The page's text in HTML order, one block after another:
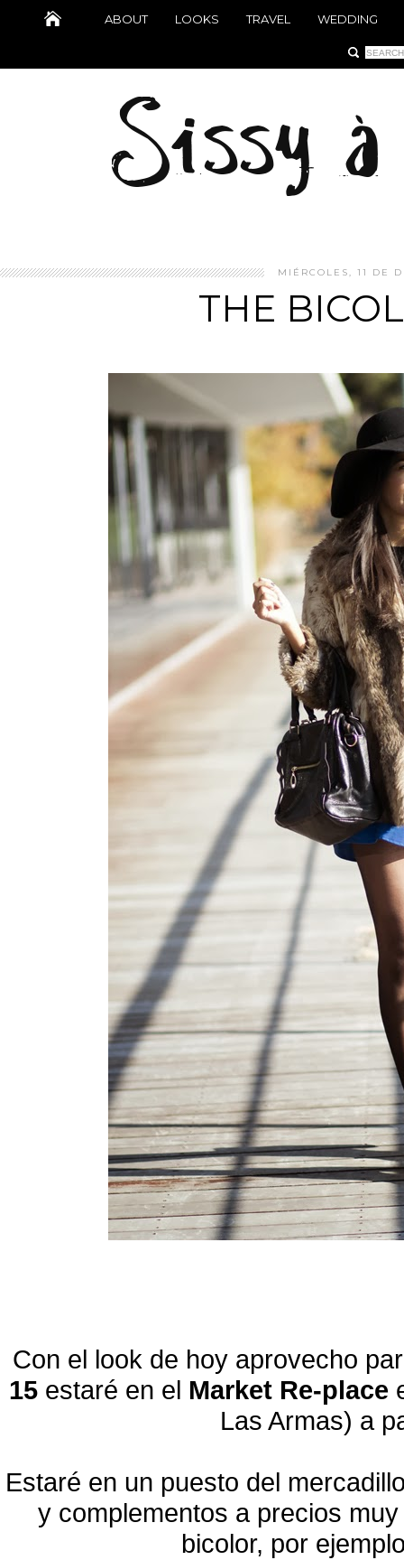
ABOUT LOOKS TRAVEL WEDDING
MIÉRCOLES, 11 DE
THE
Con el look de hoy aprovecho
15 estaré en el Market Re-place
Las Armas) a
Estaré en un puesto del
y complementos a precios
bicolor, por